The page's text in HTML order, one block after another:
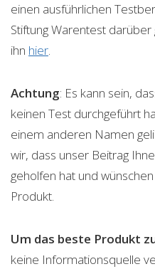
einen ausführlichen
Stiftung Warentest
ihn hier.
Achtung: Es kann sein,
keinen Test durchgeführt
einem anderen Namen
wir, dass unser Beitrag
geholfen hat und
Produkt.
Um das beste Produkt
keine Informationsquelle